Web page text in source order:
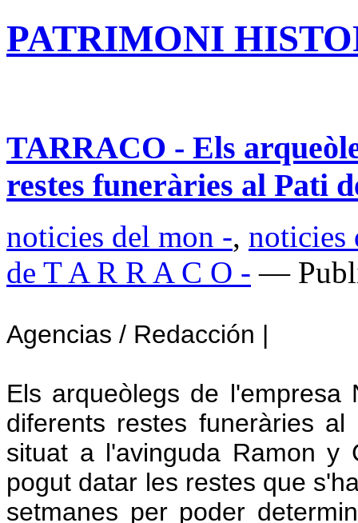
PATRIMONI
TARRACO - Els
restes funeràries al Pati
noticies del mon -, noticies
de T A R R A C O - —
Agencias / Redacción |
Els arqueòlegs de
diferents restes funeràries
situat a l'avinguda Ramon y
pogut datar les restes que
setmanes per poder